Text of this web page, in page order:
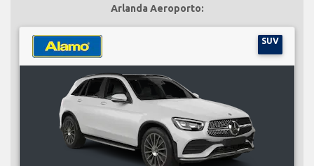
Arlanda Aeroporto:
SUV